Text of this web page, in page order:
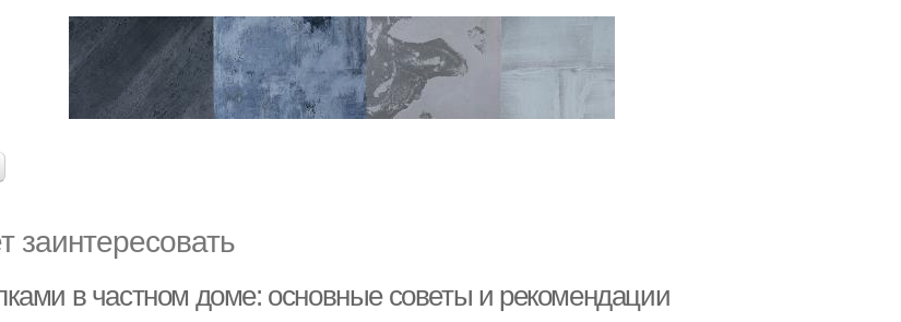
заинтересовать
в частном доме: основные советы и рекомендации